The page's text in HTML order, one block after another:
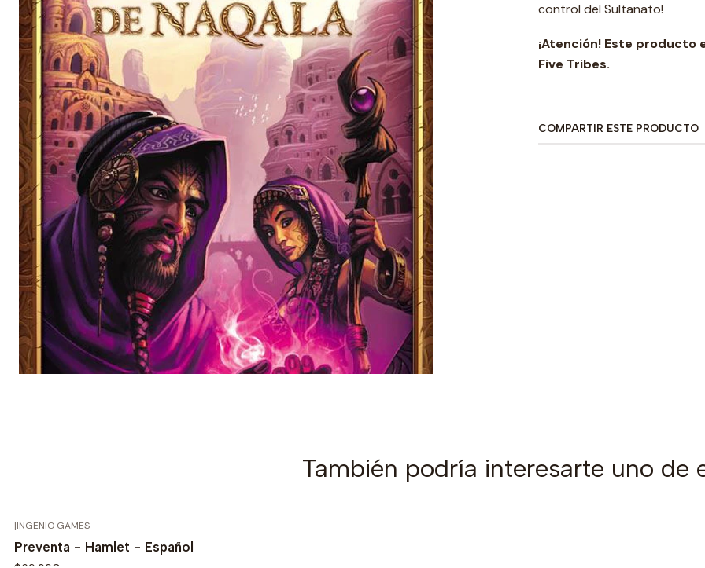
control del Sultanato!
¡Atención! Este producto
Five Tribes.
COMPARTIR ESTE PRODUCTO
También podría interesarte uno de
|INGENIO GAMES
Preventa - Hamlet - Español